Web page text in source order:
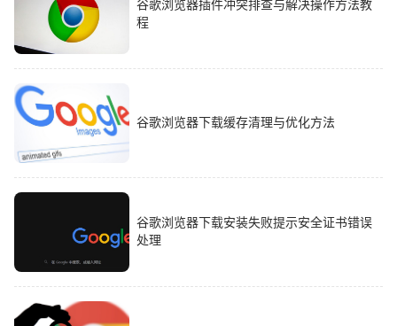
谷歌浏览器插件冲突排查与解决操作方法教
程
谷歌浏览器下载缓存清理与优化方法
谷歌浏览器下载安装失败提示安全证书错误
处理